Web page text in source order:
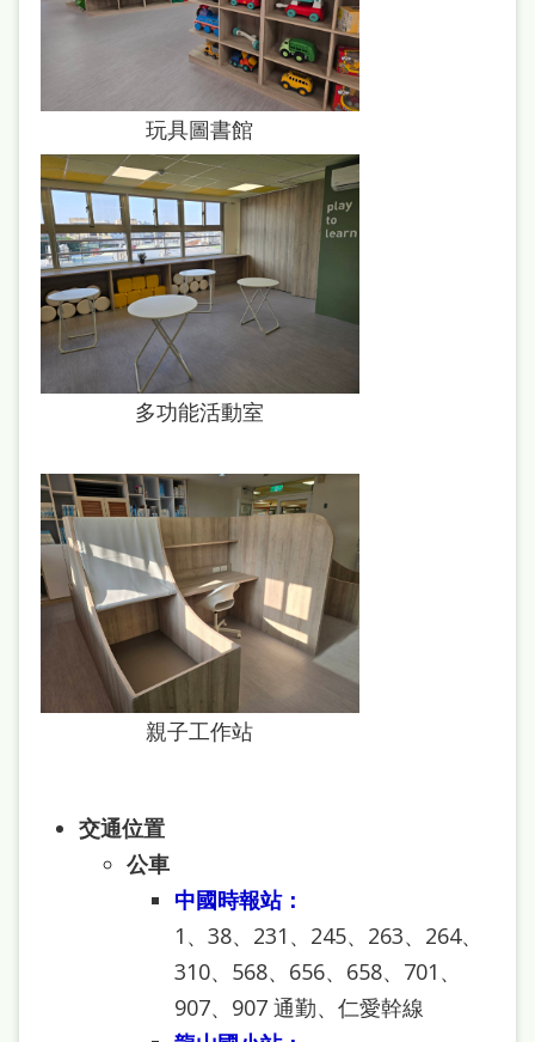
閱
網
兒
童
版
常
見
答
雙
語
詞
北
玩具圖書館
多功能活動室
親子工作站
交通位置
公車
中國時報站：
1、38、231、245、263、264、
310、568、656、658、701、
907、907 通勤、仁愛幹線